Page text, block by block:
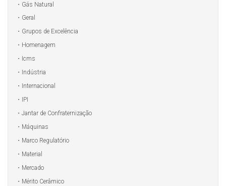
Gás Natural
Geral
Grupos de Excelência
Homenagem
Icms
Indústria
Internacional
IPI
Jantar de Confraternização
Máquinas
Marco Regulatório
Material
Mercado
Mérito Cerâmico